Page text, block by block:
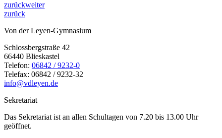
zurückweiter
zurück
Von der Leyen-Gymnasium
Schlossbergstraße 42
66440 Blieskastel
Telefon: 06842 / 9232-0
Telefax: 06842 / 9232-32
info@vdleyen.de
Sekretariat
Das Sekretariat ist an allen Schultagen von 7.20 bis 13.00 Uhr
geöffnet.